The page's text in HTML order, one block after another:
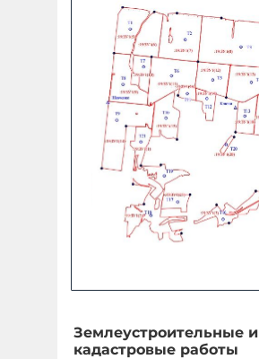
Землеустроительные и
кадастровые работы